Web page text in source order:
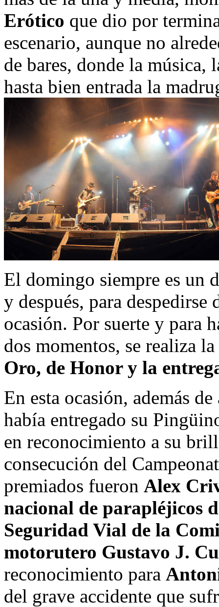
Erótico que dio por
escenario, aunque no
de bares, donde la música,
hasta bien entrada la
El domingo siempre es un
y después, para despedirse
ocasión. Por suerte y para
dos momentos, se realiza la
Oro, de Honor y la
En esta ocasión, además
había entregado su
en reconocimiento a su
consecución del
premiados fueron Alex
nacional de parapléjicos
Seguridad Vial de la
motorutero Gustavo J.
reconocimiento para
del grave accidente que